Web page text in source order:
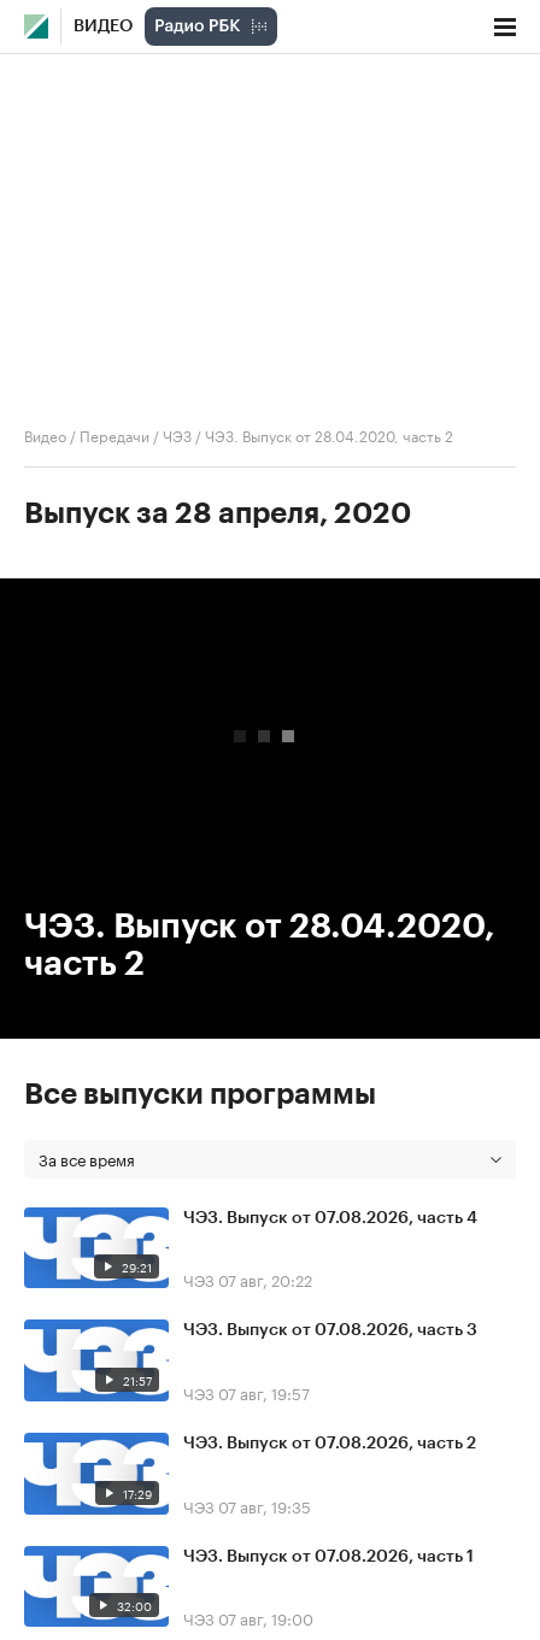
ВИДЕО
Видео / Передачи /ЧЭЗ /ЧЭЗ. Выпуск от 28.04.2020, часть 2
Выпуск за 28 апреля, 2020
ЧЭЗ. Выпуск от 28.04.2020,
часть 2
Все выпуски программы
За все время
29:21
ЧЭЗ. Выпуск от 07.08.2026, часть 4
ЧЭЗ 07 авг, 20:22
21:57
ЧЭЗ. Выпуск от 07.08.2026, часть 3
ЧЭЗ 07 авг, 19:57
17:29
ЧЭЗ. Выпуск от 07.08.2026, часть 2
ЧЭЗ 07 авг, 19:35
32:00
ЧЭЗ. Выпуск от 07.08.2026, часть 1
ЧЭЗ 07 авг, 19:00